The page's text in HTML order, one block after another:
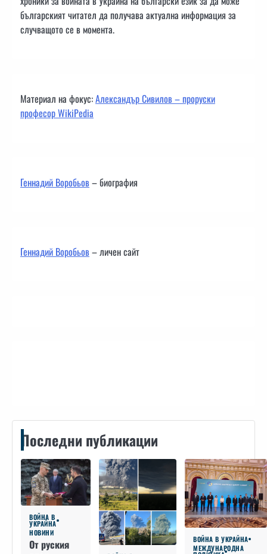
българският читател да получава актуална информация за
случващото се в момента.
Материал на фокус:Александър Сивилов – проруски
професор WikiPedia
Геннадий Воробьов– биография
Геннадий Воробьов– личен сайт
Последни публикации
ВОЙНА В
УКРАЙНА
НОВИНИ
От руския
ВОЙНА В УКРАЙНА
МЕЖДУНАРОДНА